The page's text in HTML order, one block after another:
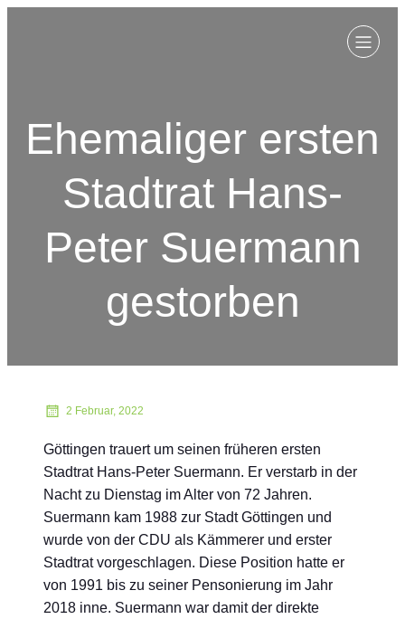
Ehemaliger ersten
Stadtrat Hans-
Peter Suermann
gestorben
2 Februar, 2022
Göttingen trauert um seinen früheren ersten
Stadtrat Hans-Peter Suermann. Er verstarb in der
Nacht zu Dienstag im Alter von 72 Jahren.
Suermann kam 1988 zur Stadt Göttingen und
wurde von der CDU als Kämmerer und erster
Stadtrat vorgeschlagen. Diese Position hatte er
von 1991 bis zu seiner Pensonierung im Jahr
2018 inne. Suermann war damit der direkte